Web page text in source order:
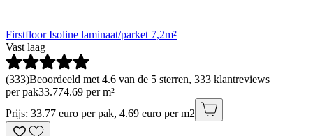
Firstfloor Isoline laminaat/parket 7,2m²
Vast laag
(333)Beoordeeld met 4.6 van de 5 sterren, 333 klantreviews
per pak33.774.69 per m²
Prijs: 33.77 euro per pak, 4.69 euro per m2